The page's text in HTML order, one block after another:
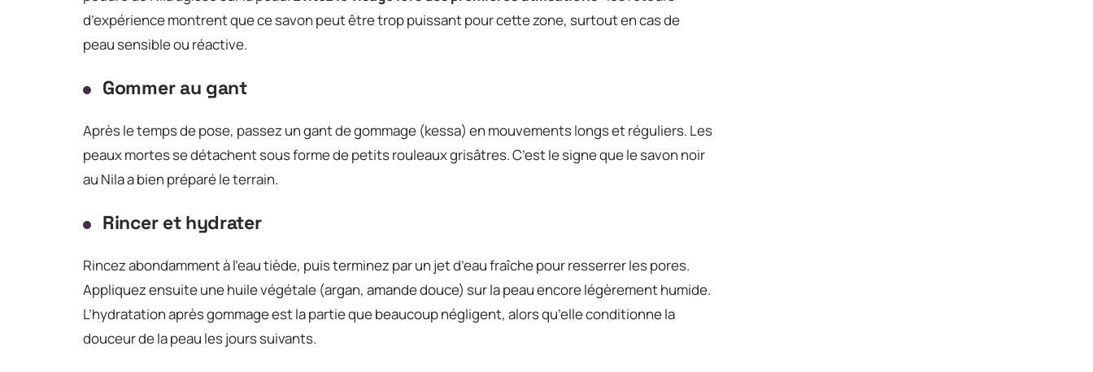
d’expérience montrent que ce savon peut être trop puissant pour cette zone, surtout en cas de
peau sensible ou réactive.
Gommer au gant
Après le temps de pose, passez un gant de gommage (kessa) en mouvements longs et réguliers. Les
peaux mortes se détachent sous forme de petits rouleaux grisâtres. C’est le signe que le savon noir
au Nila a bien préparé le terrain.
Rincer et hydrater
Rincez abondamment à l’eau tiède, puis terminez par un jet d’eau fraîche pour resserrer les pores.
Appliquez ensuite une huile végétale (argan, amande douce) sur la peau encore légèrement humide.
L’hydratation après gommage est la partie que beaucoup négligent, alors qu’elle conditionne la
douceur de la peau les jours suivants.